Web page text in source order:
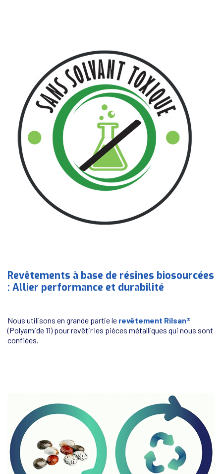
Revêtements à base de résines biosourcées
: Allier performance et durabilité
Nous utilisons en grande partie le revêtement Rilsan®
(Polyamide 11) pour revêtir les pièces métalliques qui nous sont
confiées.